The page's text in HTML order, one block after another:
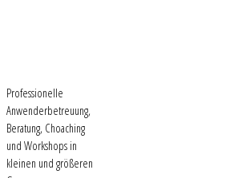
Professionelle
Anwenderbetreuung,
Beratung, Choaching
und Workshops in
kleinen und größeren